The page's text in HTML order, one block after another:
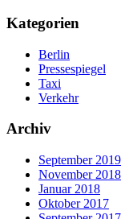
Kategorien
Berlin
Pressespiegel
Taxi
Verkehr
Archiv
September 2019
November 2018
Januar 2018
Oktober 2017